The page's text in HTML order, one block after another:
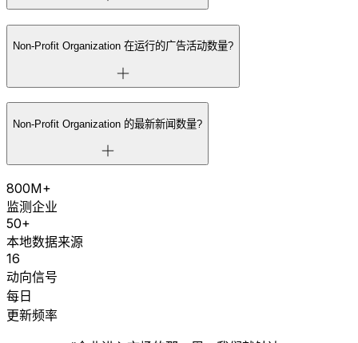
Non-Profit Organization 在运行的广告活动数量?
Non-Profit Organization 的最新新闻数量?
800M+
监测企业
50+
本地数据来源
16
动向信号
每日
更新频率